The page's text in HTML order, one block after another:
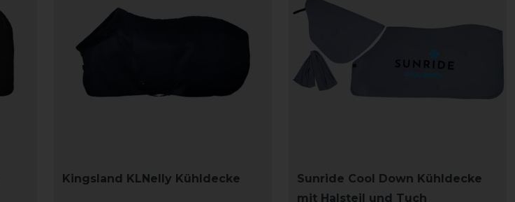
Kingsland KLNelly Kühldecke
Sunride Cool Down Kühldecke
mit Halsteil und Tuch